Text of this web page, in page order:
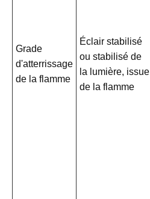
Grade
d'atterrissage
de la flamme
Éclair stabilisé
ou stabilisé de
la lumière, issue
de la flamme